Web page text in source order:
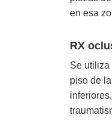
en esa
RX
Se utiliza
piso de